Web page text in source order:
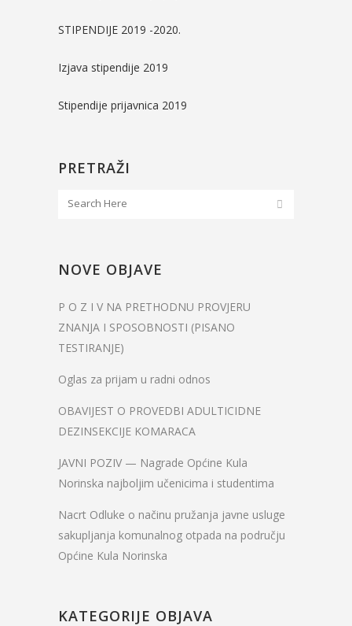
STIPENDIJE 2019 -2020.
Izjava stipendije 2019
Stipendije prijavnica 2019
PRETRAŽI
NOVE OBJAVE
P O Z I V NA PRETHODNU PROVJERU
ZNANJA I SPOSOBNOSTI (PISANO
TESTIRANJE)
Oglas za prijam u radni odnos
OBAVIJEST O PROVEDBI ADULTICIDNE
DEZINSEKCIJE KOMARACA
JAVNI POZIV — Nagrade Općine Kula
Norinska najboljim učenicima i studentima
Nacrt Odluke o načinu pružanja javne usluge
sakupljanja komunalnog otpada na području
Općine Kula Norinska
KATEGORIJE OBJAVA